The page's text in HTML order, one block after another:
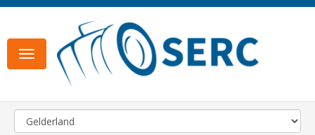
Toggle
navigation